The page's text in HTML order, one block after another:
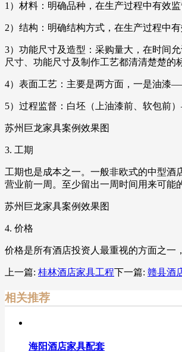
1）材料：明确品种，在生产过程中有效监
2）结构：明确结构方式，在生产过程中有
3）功能尺寸及造型：采购量大，在时间
尺寸、功能尺寸及制作工艺都清清楚楚的
4）表面工艺：主要是两方面，一是油漆
5）过程监督：白坯（上油漆前、软包
苏州巨龙家具案例效果图
3. 工期
工期也是成本之一。一般非欧式的中型酒
营业前一周。至少留出一周时间用来可能
苏州巨龙家具案例效果图
4. 价格
价格是所有酒店投资人最重视的方面之一
上一篇: 桂林酒店家具工程下一篇: 赣县酒
相关推荐
海阳酒店家具配套